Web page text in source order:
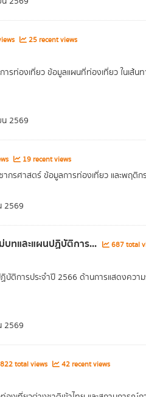
25 recent views
รท่องเที่ยว ข้อมูลแผนที่ท่องเที่ยว ในเส้
2569
19 recent views
กรศาสตร์ ข้อมูลการท่องเที่ยว และพฤ
2569
ทและแผนปฏิบัติการ... 687 total
บัติการประจำปี 2566 ด้านการแสดงคว
2569
total views 42 recent views